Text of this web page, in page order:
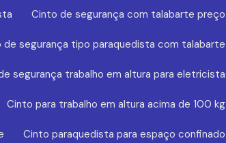
Cinto de segurança com talabarte preço
de segurança tipo paraquedista com talabarte
segurança trabalho em altura para eletricista
Cinto para trabalho em altura acima de 100 kg
Cinto paraquedista para espaço confinado